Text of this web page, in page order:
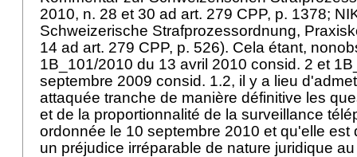
2010, n. 28 et 30 ad art. 279 CPP, p. 1378;
Schweizerische Strafprozessordnung,
14 ad art. 279 CPP, p. 526). Cela étant,
1B_101/2010 du 13 avril 2010 consid. 2 et
septembre 2009 consid. 1.2, il y a lieu
attaquée tranche de manière définitive les
et de la proportionnalité de la surveillance
ordonnée le 10 septembre 2010 et qu'elle est
un préjudice irréparable de nature juridique